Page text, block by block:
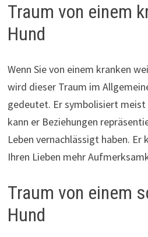
Traum von einem
Hund
Wenn Sie von einem kranken
wird dieser Traum im
gedeutet. Er symbolisiert meist
kann er Beziehungen
Leben vernachlässigt haben. Er
Ihren Lieben mehr
Traum von einem
Hund